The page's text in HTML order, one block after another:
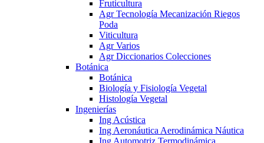
Fruticultura
Agr Tecnología Mecanización Riegos
Poda
Viticultura
Agr Varios
Agr Diccionarios Colecciones
Botánica
Botánica
Biología y Fisiología Vegetal
Histología Vegetal
Ingenierías
Ing Acústica
Ing Aeronáutica Aerodinámica Náutica
Ing Automotriz Termodinámica